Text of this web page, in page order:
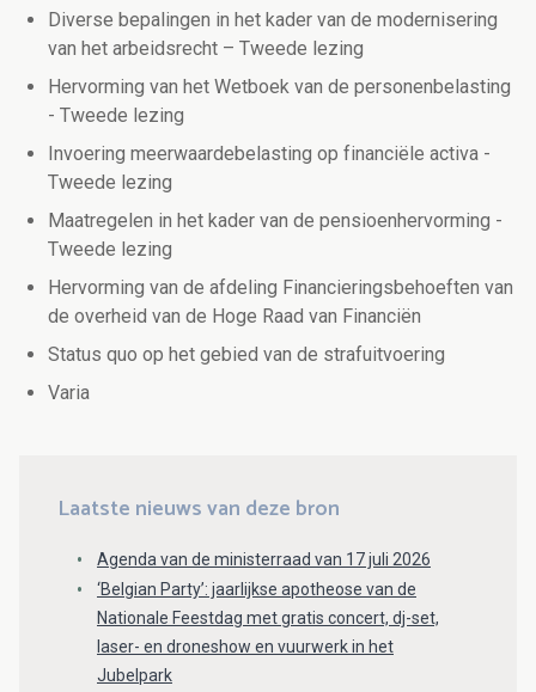
Diverse bepalingen in het kader van de modernisering
van het arbeidsrecht – Tweede lezing
Hervorming van het Wetboek van de personenbelasting
- Tweede lezing
Invoering meerwaardebelasting op financiële activa -
Tweede lezing
Maatregelen in het kader van de pensioenhervorming -
Tweede lezing
Hervorming van de afdeling Financieringsbehoeften van
de overheid van de Hoge Raad van Financiën
Status quo op het gebied van de strafuitvoering
Varia
Laatste nieuws van deze bron
Agenda van de ministerraad van 17 juli 2026
‘Belgian Party’: jaarlijkse apotheose van de
Nationale Feestdag met gratis concert, dj-set,
laser- en droneshow en vuurwerk in het
Jubelpark